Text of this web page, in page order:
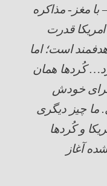
با مغز- مذاکره
امریکا قدرت
است؛ اما
کُردها همان
برای خودش
ما چیز دیگری
و کُردها
آغاز